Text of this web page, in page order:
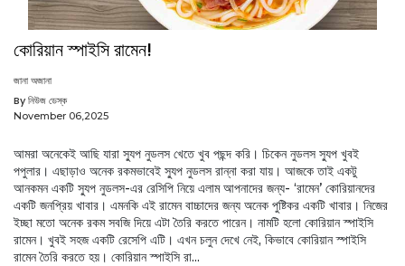
কোরিয়ান স্পাইসি রামেন!
জানা অজানা
By নিউজ ডেস্ক
November 06,2025
আমরা অনেকেই আছি যারা স্যুপ নুডলস খেতে খুব পছন্দ করি। চিকেন নুডলস স্যুপ খুবই
পপুলার। এছাড়াও অনেক রকমভাবেই স্যুপ নুডলস রান্না করা যায়। আজকে তাই একটু
আনকমন একটি স্যুপ নুডলস-এর রেসিপি নিয়ে এলাম আপনাদের জন্য- ‘রামেন’ কোরিয়ানদের
একটি জনপ্রিয় খাবার। এমনকি এই রামেন বাচ্চাদের জন্য অনেক পুষ্টিকর একটি খাবার। নিজের
ইচ্ছা মতো অনেক রকম সবজি দিয়ে এটা তৈরি করতে পারেন। নামটি হলো কোরিয়ান স্পাইসি
রামেন। খুবই সহজ একটি রেসেপি এটি। এখন চলুন দেখে নেই, কিভাবে কোরিয়ান স্পাইসি
রামেন তৈরি করতে হয়। কোরিয়ান স্পাইসি রা...